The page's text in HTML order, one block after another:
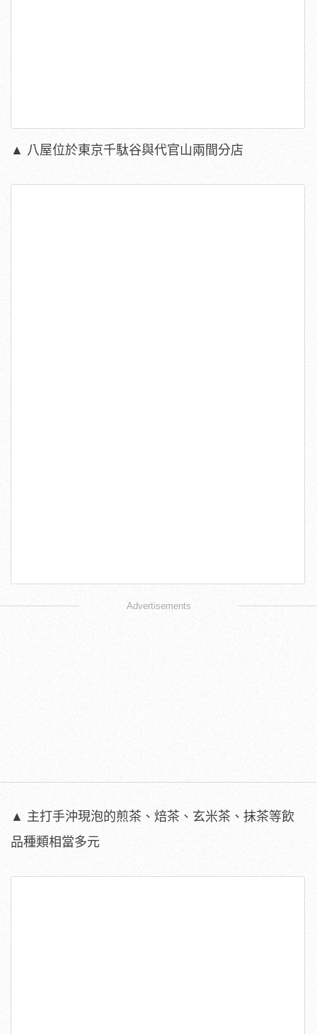
▲ 八屋位於東京千駄谷與代官山兩間分店
Advertisements
▲ 主打手沖現泡的煎茶、焙茶、玄米茶、抹茶等飲
品種類相當多元